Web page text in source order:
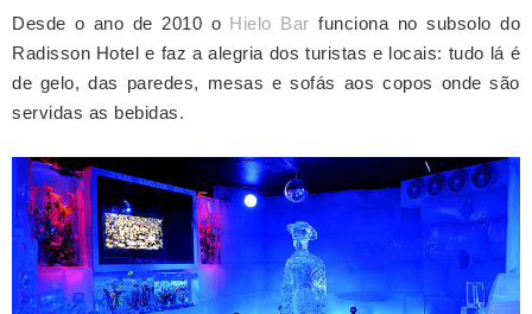
Desde o ano de 2010 o Hielo Bar funciona no subsolo do
Radisson Hotel e faz a alegria dos turistas e locais: tudo lá é
de gelo, das paredes, mesas e sofás aos copos onde são
servidas as bebidas.